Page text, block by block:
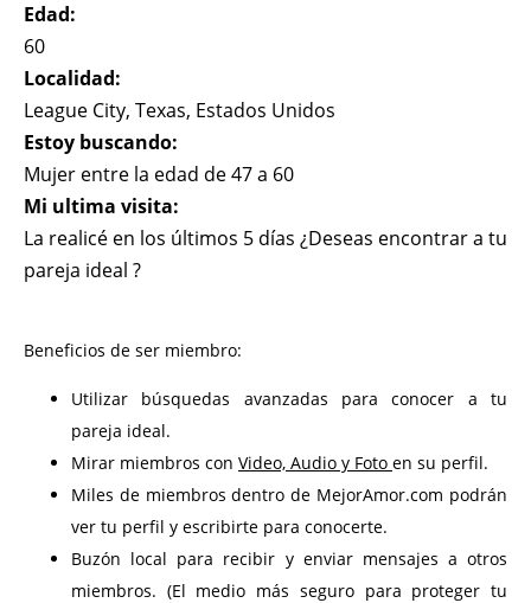
Edad:
60
Localidad:
League City, Texas, Estados Unidos
Estoy buscando:
Mujer entre la edad de 47 a 60
Mi ultima visita:
La realicé en los últimos 5 días ¿Deseas encontrar a tu
pareja ideal ?
Beneficios de ser miembro:
Utilizar búsquedas avanzadas para conocer a tu
pareja ideal.
Mirar miembros con Video, Audio y Foto en su perfil.
Miles de miembros dentro de MejorAmor.com podrán
ver tu perfil y escribirte para conocerte.
Buzón local para recibir y enviar mensajes a otros
miembros. (El medio más seguro para proteger tu